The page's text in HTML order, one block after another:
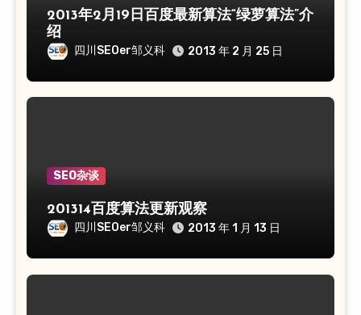
2013年2月19日百度最新算法“绿萝算法”介
绍
四川SEOer邹义科 2013 年 2 月 25 日
SEO杂谈
201314百度算法更新观察
四川SEOer邹义科 2013 年 1 月 13 日